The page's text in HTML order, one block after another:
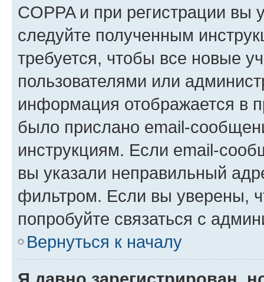
COPPA и при регистрации вы
следуйте полученным
требуется, чтобы все новые
пользователями или
информация отображается в
было прислано email-
инструкциям. Если email-
вы указали неправильный
фильтром. Если вы уверены,
попробуйте связаться с
Вернуться к началу